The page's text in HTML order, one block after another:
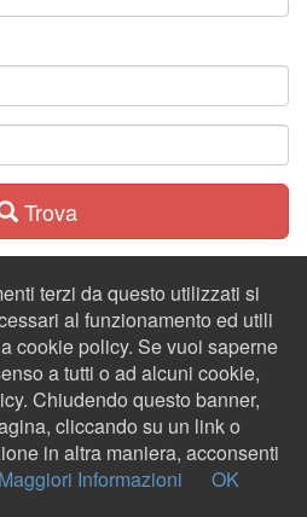
Trova
terzi da questo utilizzati si
al funzionamento ed utili
cookie policy. Se vuoi saperne
a tutti o ad alcuni cookie,
Chiudendo questo banner,
cliccando su un link o
in altra maniera, acconsenti
Maggiori Informazioni OK